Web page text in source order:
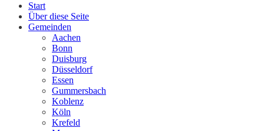
Start
Über diese Seite
Gemeinden
Aachen
Bonn
Duisburg
Düsseldorf
Essen
Gummersbach
Koblenz
Köln
Krefeld